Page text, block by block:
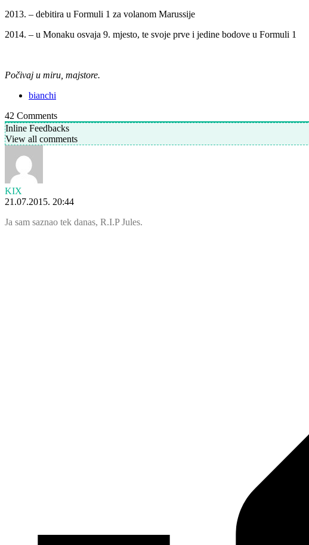
2013. – debitira u Formuli 1 za volanom Marussije
2014. – u Monaku osvaja 9. mjesto, te svoje prve i jedine bodove u Formuli 1
Počivaj u miru, majstore.
bianchi
42 Comments
Inline Feedbacks
View all comments
KIX
21.07.2015. 20:44
Ja sam saznao tek danas, R.I.P Jules.